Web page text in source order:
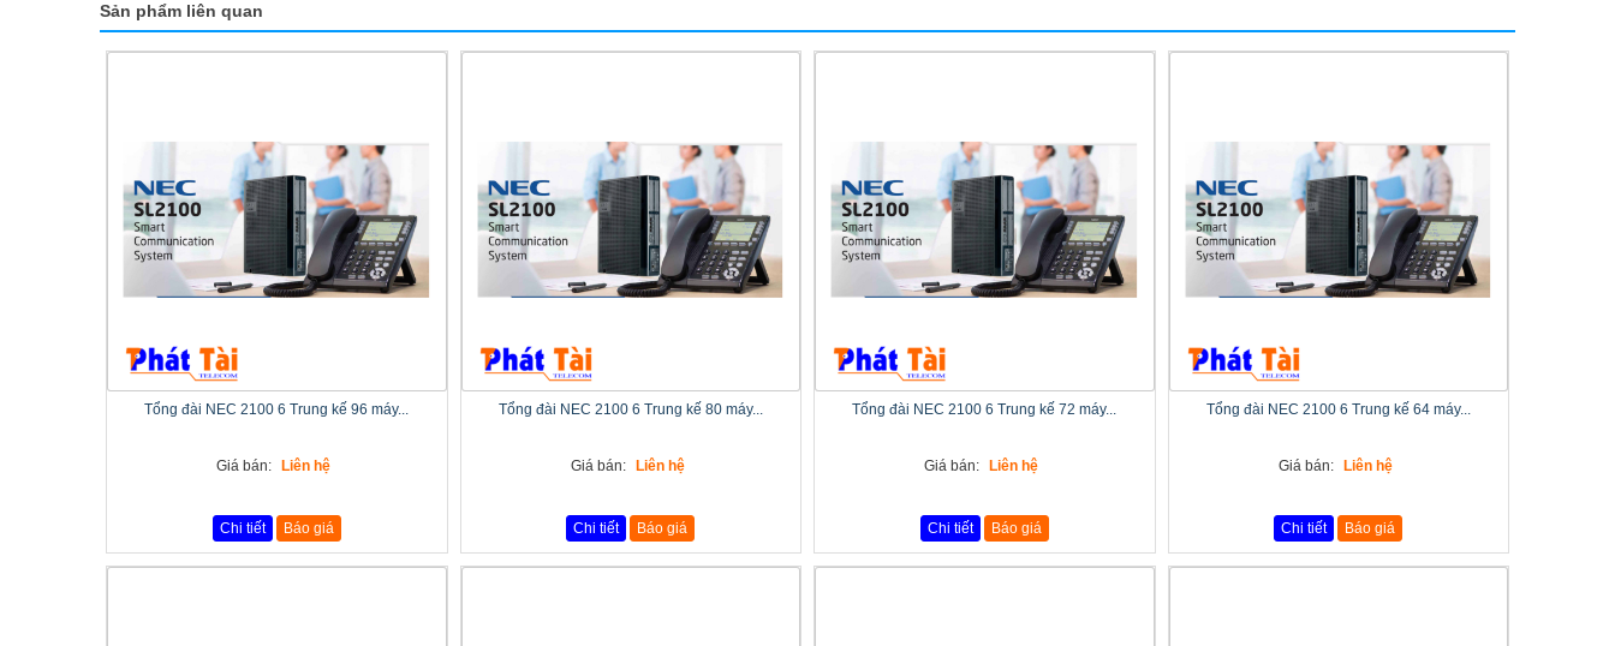
Sản phẩm liên quan
Tổng đài NEC 2100 6 Trung kế 96 máy...
Giá bán: Liên hệ
Chi tiết Báo giá
Tổng đài NEC 2100 6 Trung kế 80 máy...
Giá bán: Liên hệ
Chi tiết Báo giá
Tổng đài NEC 2100 6 Trung kế 72 máy...
Giá bán: Liên hệ
Chi tiết Báo giá
Tổng đài NEC 2100 6 Trung kế 64 máy...
Giá bán: Liên hệ
Chi tiết Báo giá